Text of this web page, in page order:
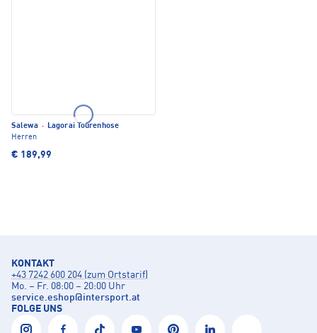
Salewa · Lagorai Tourenhose
Herren
€ 189,99
KONTAKT
+43 7242 600 204 (zum Ortstarif)
Mo. – Fr. 08:00 – 20:00 Uhr
service.eshop@intersport.at
FOLGE UNS